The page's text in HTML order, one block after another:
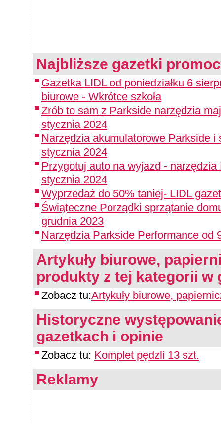
Najbliższe gazetki
Gazetka LIDL od poniedziałku 6
biurowe - Wkrótce szkoła
Zrób to sam z Parkside narzędzia
stycznia 2024
Narzędzia akumulatorowe Parkside i
stycznia 2024
Przygotuj auto na wyjazd -
stycznia 2024
Wyprzedaż do 50% taniej- LIDL
Świąteczne Porządki sprzątanie
grudnia 2023
Narzędzia Parkside Performance od
Artykuły biurowe,
produkty z tej kategorii w
Zobacz tu:Artykuły biurowe,
Historyczne
gazetkach i opinie
Zobacz tu: Komplet pędzli 13 szt.
Reklamy